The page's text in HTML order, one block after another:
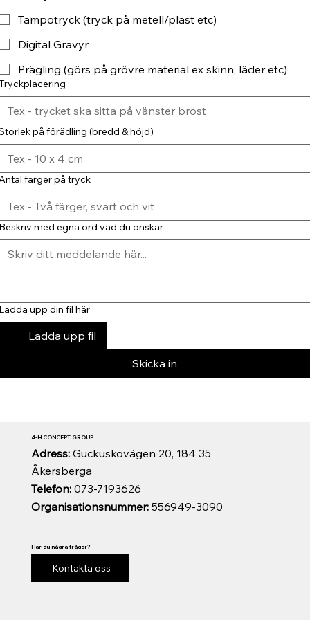
Tampotryck (tryck på metell/plast etc)
Digital Gravyr
Prägling (görs på grövre material ex skinn, läder etc)
på förädling (bredd & höjd)
färger på tryck
med egna ord vad du önskar
upp din fil här
Ladda upp fil
Skicka in
Organisationsnummer:556949-3090
Telefon:073-7193626
Adress: Guckuskovägen 20, 184 35
Åkersberga
4-H CONCEPT GROUP
Har du några frågor?
Kontakta oss